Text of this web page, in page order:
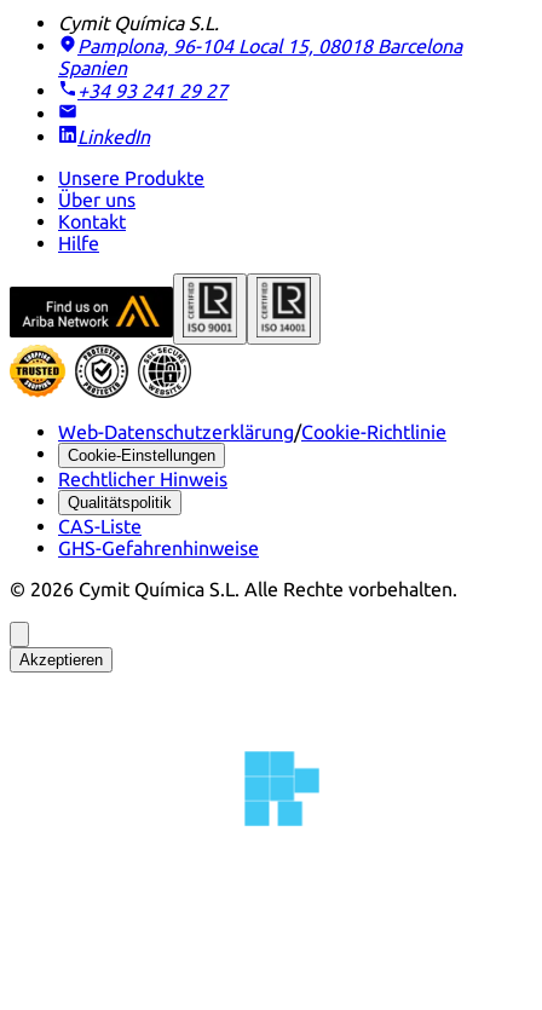
Cymit Química S.L.
Pamplona, 96-104 Local 15, 08018 Barcelona
Spanien
+34 93 241 29 27
LinkedIn
Unsere Produkte
Über uns
Kontakt
Hilfe
Web-Datenschutzerklärung/Cookie-Richtlinie
Cookie-Einstellungen
Rechtlicher Hinweis
Qualitätspolitik
CAS-Liste
GHS-Gefahrenhinweise
© 2026 Cymit Química S.L. Alle Rechte vorbehalten.
Akzeptieren